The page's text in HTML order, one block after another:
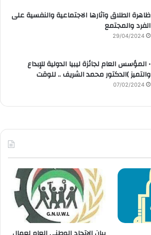
ظاهرة الطلاق وآثارها الاجتماعية والنفسية على
الفرد والمجتمع
29/04/2024
• المؤسس العام لجائزة ليبيا الدولية للإبداع
والتميز )الدكتور محمد الشريف .. للوقت
07/02/2024